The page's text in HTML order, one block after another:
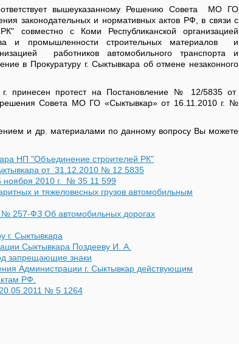
вышеуказанному Решению Совета МО ГО
законодательных и нормативных актов РФ, в связи с
совместно с Коми Республиканской организацией
и промышленности строительных материалов и
работников автомобильного транспорта и
в Прокуратуру г. Сыктывкара об отмене незаконного
протест на Постановление № 12/5835 от
Совета МО ГО «Сыктывкар» от 16.11.2010 г. №
и др. материалами по данному вопросу Вы можете
НП "Объединение строителей РК"
от 31.12.2010 № 12 5835
ноября 2010 г. № 35 11 599
и тяжеловесных грузов автомобильным
№ 257-ФЗ Об автомобильных дорогах
г. Сыктывкара
Сыктывкара Поздееву И. А.
запрещающие знаки
Администрации г. Сыктывкар действующим
РФ.
№ 5 1264